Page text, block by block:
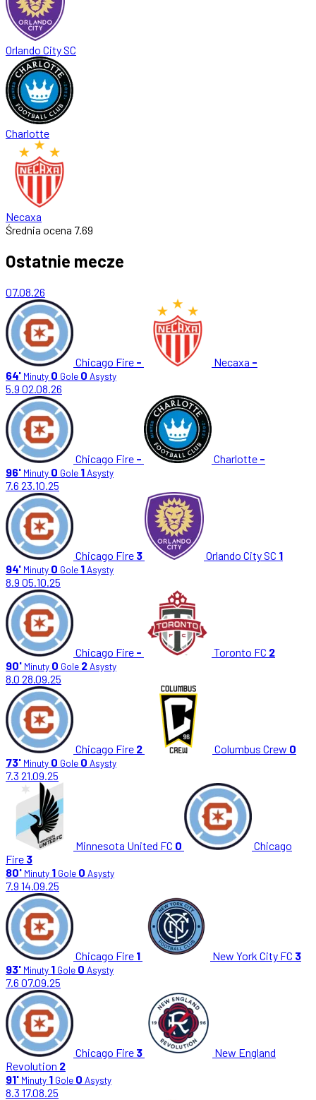
Orlando City SC
Charlotte
Necaxa
Średnia ocena 7.69
Ostatnie mecze
07.08.26
Chicago Fire - Necaxa -
64' Minuty 0 Gole 0 Asysty
5.9 02.08.26
Chicago Fire - Charlotte -
96' Minuty 0 Gole 1Asysty
7.6 23.10.25
Chicago Fire 3 Orlando City SC 1
94' Minuty 0 Gole 1Asysty
8.9 05.10.25
Chicago Fire - Toronto FC 2
90' Minuty 0 Gole 2Asysty
8.0 28.09.25
Chicago Fire 2 Columbus Crew 0
73' Minuty 0 Gole 0 Asysty
7.3 21.09.25
Minnesota United FC 0
Chicago
Fire 3
80' Minuty 1 Gole 0 Asysty
7.9 14.09.25
Chicago Fire 1 New York City FC 3
93' Minuty 1 Gole 0 Asysty
7.6 07.09.25
Chicago Fire 3
New England
Revolution 2
91' Minuty 1 Gole 0 Asysty
8.3 17.08.25